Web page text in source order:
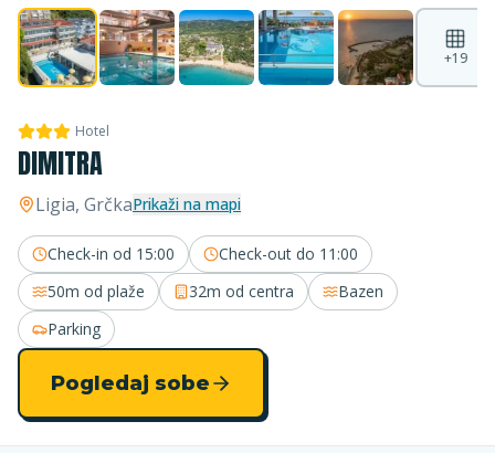
+19
Hotel
DIMITRA
Ligia, GrčkaPrikaži na mapi
Check-in od 15:00 Check-out do 11:00
50m od plaže 32m od centra
Bazen
Parking
Pogledaj sobe